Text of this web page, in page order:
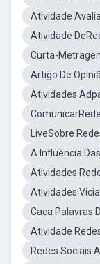
Atividade
Atividade
Curta-
Artigo De
Atividades
LiveSobre
A Influência
Atividades
Atividades
Caca Palavras
Atividade
Redes Sociais